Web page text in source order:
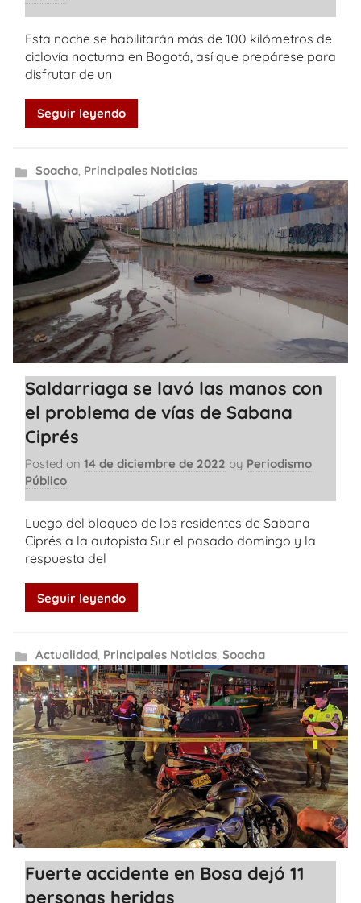
Esta noche se habilitarán más de 100 kilómetros de
ciclovía nocturna en Bogotá, así que prepárese para
disfrutar de un
Seguir leyendo
Soacha, Principales Noticias
Saldarriaga se lavó las manos con
el problema de vías de Sabana
Ciprés
Posted on 14 de diciembre de 2022 by Periodismo
Público
Luego del bloqueo de los residentes de Sabana
Ciprés a la autopista Sur el pasado domingo y la
respuesta del
Seguir leyendo
Actualidad, Principales Noticias, Soacha
Fuerte accidente en Bosa dejó 11
personas heridas